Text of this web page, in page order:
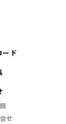
ード
せ